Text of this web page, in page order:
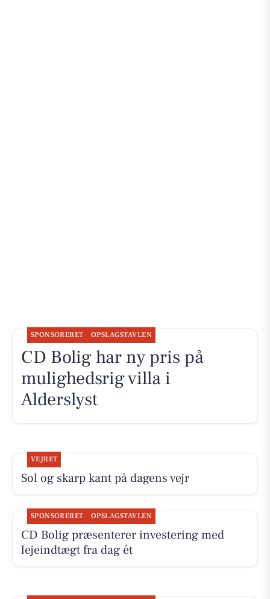
SPONSORERET OPSLAGSTAVLEN
CD Bolig har ny pris på
mulighedsrig villa i
Alderslyst
VEJRET
Sol og skarp kant på dagens vejr
SPONSORERET OPSLAGSTAVLEN
CD Bolig præsenterer investering med
lejeindtægt fra dag ét